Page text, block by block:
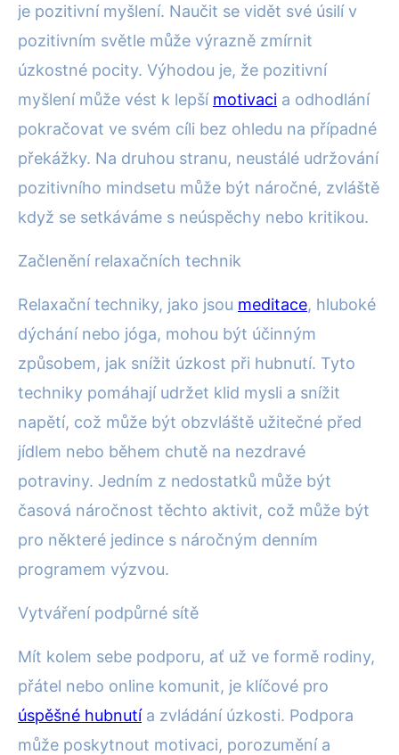
je pozitivní myšlení. Naučit se vidět své úsilí v
pozitivním světle může výrazně zmírnit
úzkostné pocity. Výhodou je, že pozitivní
myšlení může vést k lepší motivaci a odhodlání
pokračovat ve svém cíli bez ohledu na případné
překážky. Na druhou stranu, neustálé udržování
pozitivního mindsetu může být náročné, zvláště
když se setkáváme s neúspěchy nebo kritikou.
Začlenění relaxačních technik
Relaxační techniky, jako jsou meditace, hluboké
dýchání nebo jóga, mohou být účinným
způsobem, jak snížit úzkost při hubnutí. Tyto
techniky pomáhají udržet klid mysli a snížit
napětí, což může být obzvláště užitečné před
jídlem nebo během chutě na nezdravé
potraviny. Jedním z nedostatků může být
časová náročnost těchto aktivit, což může být
pro některé jedince s náročným denním
programem výzvou.
Vytváření podpůrné sítě
Mít kolem sebe podporu, ať už ve formě rodiny,
přátel nebo online komunit, je klíčové pro
úspěšné hubnutía zvládání úzkosti. Podpora
může poskytnout motivaci, porozumění a